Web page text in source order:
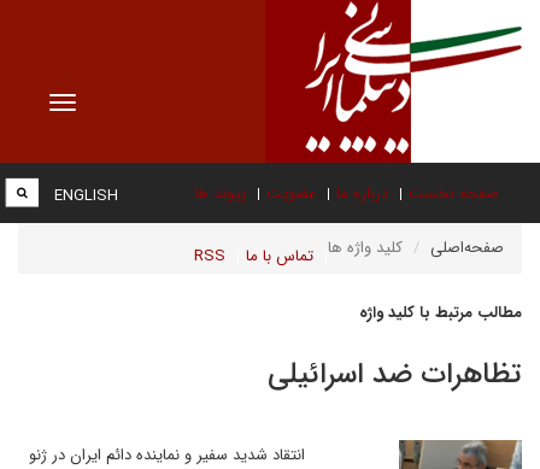
Toggle
صفحه نخست درباره ما عضویت پیوند ها
تماس با ما RSS
ENGLISH
صفحه‌اصلی کلید واژه ها
مطالب مرتبط با کلید واژه
تظاهرات ضد اسرائیلی
انتقاد شدید سفیر و نماینده دائم ایران در ژنو